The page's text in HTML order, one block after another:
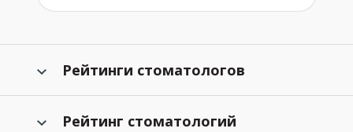
Рейтинги стоматологов
Рейтинг стоматологий